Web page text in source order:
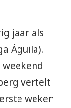
jaar als
Águila).
vertelt
weken